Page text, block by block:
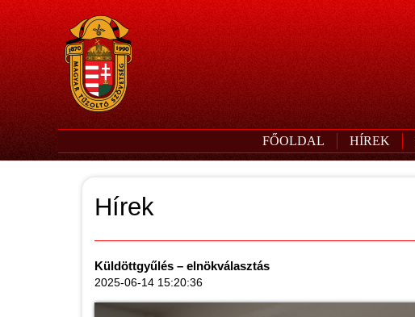
FŐOLDAL HÍREK
Hírek
Küldöttgyűlés – elnökválasztás
2025-06-14 15:20:36